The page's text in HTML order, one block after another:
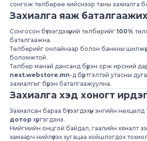
сонгож төлбөрөө хийснээр таны захиалга
Захиалга яаж
Сонгосон бүтээгдэхүүний төлбөрийг 100%
баталгаажна.
Төлбөрийг онлайнаар болон банкны
боломжтой.
Төлбөр манай дансанд бүрэн орж ирсний
next.webstore.mn-д бүртгэлтэй утасны
захиалгыг бүрэн баталгаажуулна.
Захиалга хэд хоногт
Захиалсан бараа бүтээгдэхүүн энгийн нөхцөлд
дотор хүргэгдэнэ.
Нийгмийн онцгой байдал, гаалийн хяналт
хамаарч нийлүүлэх хугацаа хойшлогдох